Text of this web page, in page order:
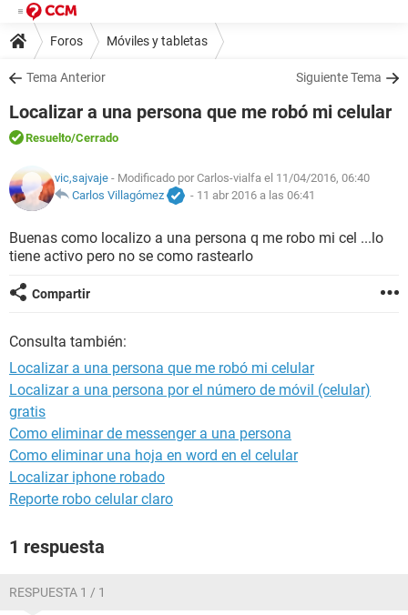
Foros Móviles y tabletas
Tema Anterior Siguiente Tema
Localizar a una persona que me robó mi celular
Resuelto/Cerrado
vic,sajvaje - Modificado por Carlos-vialfa el 11/04/2016, 06:40
Carlos Villagómez
- 11 abr 2016 a las 06:41
Buenas como localizo a una persona q me robo mi cel ...lo
tiene activo pero no se como rastearlo
Compartir
Consulta también:
Localizar a una persona que me robó mi celular
Localizar a una persona por el número de móvil (celular)
gratis
Como eliminar de messenger a una persona
Como eliminar una hoja en word en el celular
Localizar iphone robado
Reporte robo celular claro
1 respuesta
RESPUESTA 1 / 1